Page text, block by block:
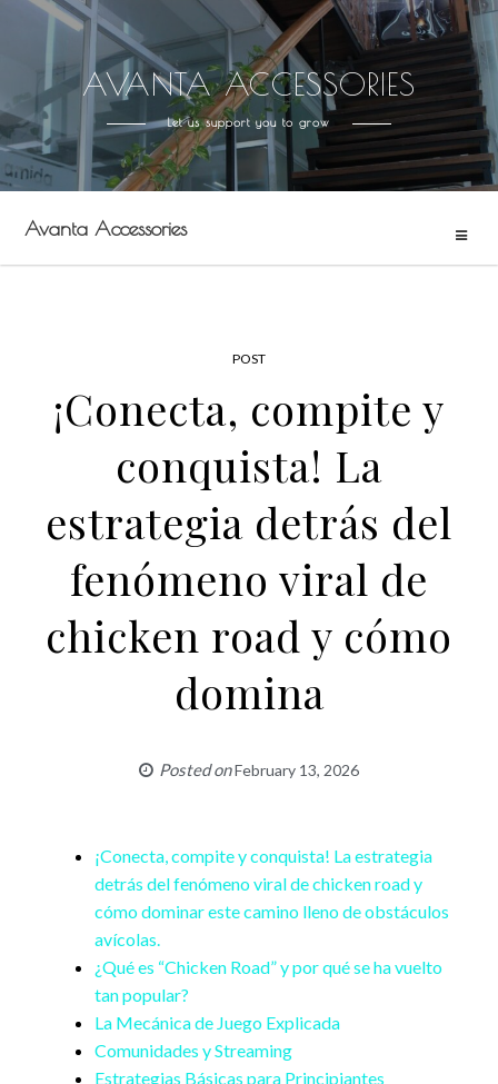
to
content
AVANTA ACCESSORIES
Let us support you to grow
Avanta Accessories
POST
¡Conecta, compite y
conquista! La
estrategia detrás del
fenómeno viral de
chicken road y cómo
domina
Posted onFebruary 13, 2026
¡Conecta, compite y conquista! La estrategia
detrás del fenómeno viral de chicken road y
cómo dominar este camino lleno de obstáculos
avícolas.
¿Qué es “Chicken Road” y por qué se ha vuelto
tan popular?
La Mecánica de Juego Explicada
Comunidades y Streaming
Estrategias Básicas para Principiantes